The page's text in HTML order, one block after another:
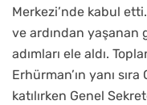
Merkezi’nde kabul
ve ardından yaşanan
adımları ele aldı.
Erhürman’ın yanı
katılırken Genel